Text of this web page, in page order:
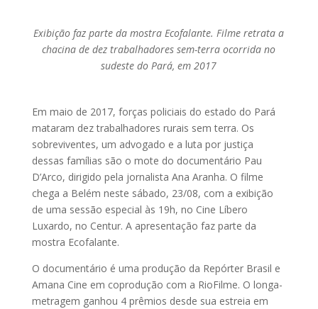
Exibição faz parte da mostra Ecofalante. Filme retrata a
chacina de dez trabalhadores sem-terra ocorrida no
sudeste do Pará, em 2017
Em maio de 2017, forças policiais do estado do Pará
mataram dez trabalhadores rurais sem terra. Os
sobreviventes, um advogado e a luta por justiça
dessas famílias são o mote do documentário Pau
D’Arco, dirigido pela jornalista Ana Aranha. O filme
chega a Belém neste sábado, 23/08, com a exibição
de uma sessão especial às 19h, no Cine Líbero
Luxardo, no Centur. A apresentação faz parte da
mostra Ecofalante.
O documentário é uma produção da Repórter Brasil e
Amana Cine em coprodução com a RioFilme. O longa-
metragem ganhou 4 prêmios desde sua estreia em